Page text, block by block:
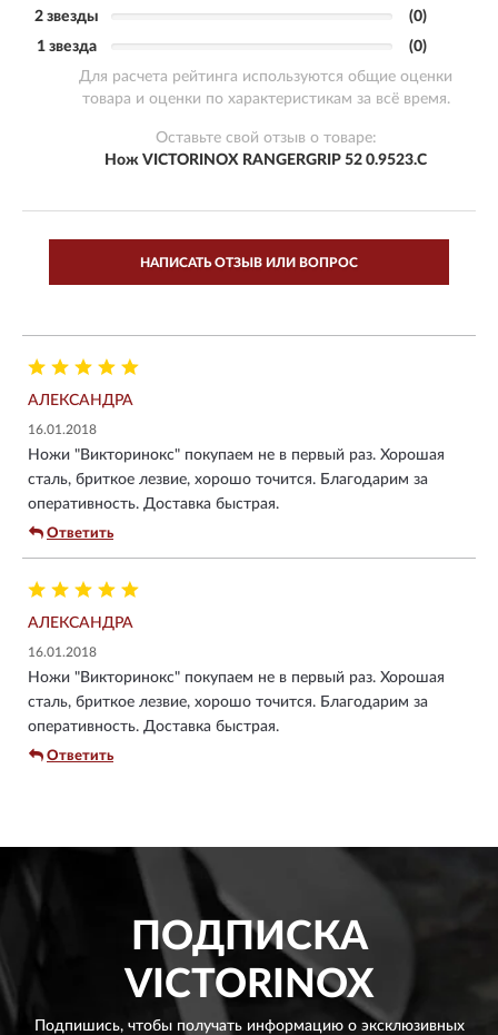
2 звезды
(0)
1 звезда
(0)
Для расчета рейтинга используются общие оценки
товара и оценки по характеристикам за всё время.
Оставьте свой отзыв о товаре:
Нож VICTORINOX RANGERGRIP 52 0.9523.C
НАПИСАТЬ ОТЗЫВ ИЛИ ВОПРОС
АЛЕКСАНДРА
16.01.2018
Ножи "Викторинокс" покупаем не в первый раз. Хорошая
сталь, бриткое лезвие, хорошо точится. Благодарим за
оперативность. Доставка быстрая.
Ответить
АЛЕКСАНДРА
16.01.2018
Ножи "Викторинокс" покупаем не в первый раз. Хорошая
сталь, бриткое лезвие, хорошо точится. Благодарим за
оперативность. Доставка быстрая.
Ответить
ПОДПИСКА
VICTORINOX
Подпишись, чтобы получать информацию о эксклюзивных